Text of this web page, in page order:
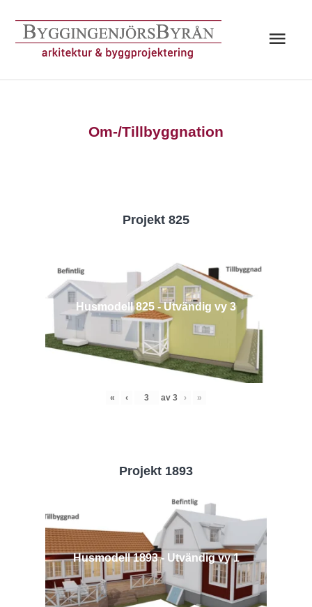
innehåll
Om-/Tillbyggnation
Projekt 825
Husmodell 825 - Utvändig vy 3
« ‹ av 3 › »
Projekt 1893
Husmodell 1893 - Utvändig vy 1